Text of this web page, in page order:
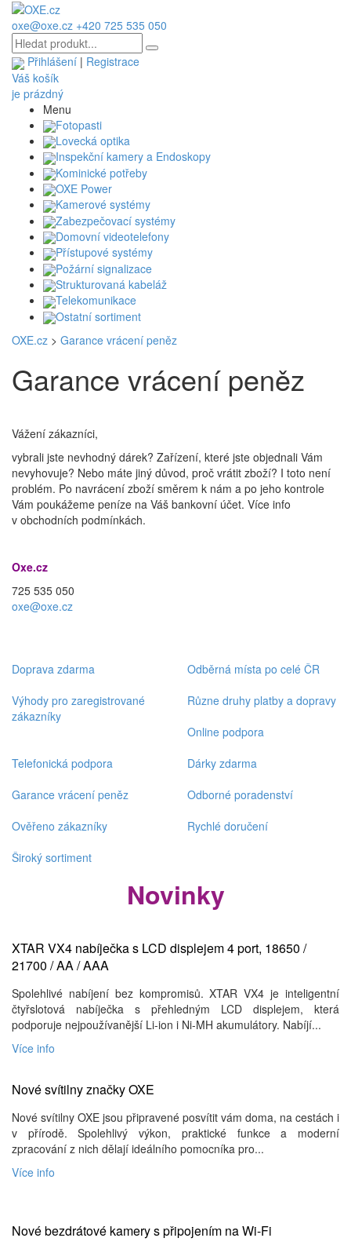
oxe@oxe.cz +420 725 535 050
Přihlášení | Registrace
Váš košík
je prázdný
Menu
Fotopasti
Lovecká optika
Inspekční kamery a Endoskopy
Kominické potřeby
OXE Power
Kamerové systémy
Zabezpečovací systémy
Domovní videotelefony
Přístupové systémy
Požární signalizace
Strukturovaná kabeláž
Telekomunikace
Ostatní sortiment
OXE.cz > Garance vrácení peněz
Garance vrácení peněz
Vážení zákazníci,
vybrali jste nevhodný dárek? Zařízení, které jste objednali Vám
nevyhovuje? Nebo máte jiný důvod, proč vrátit zboží? I toto není
problém. Po navrácení zboží směrem k nám a po jeho kontrole
Vám poukážeme peníze na Váš bankovní účet. Více info
v obchodních podmínkách.
Oxe.cz
725 535 050
oxe@oxe.cz
Doprava zdarma
Odběrná místa po celé ČR
Výhody pro zaregistrované
zákazníky
Různe druhy platby a dopravy
Online podpora
Telefonická podpora
Dárky zdarma
Garance vrácení peněz
Odborné poradenství
Ověřeno zákazníky
Rychlé doručení
Široký sortiment
Novinky
XTAR VX4 nabíječka s LCD displejem 4 port, 18650 /
21700 / AA / AAA
Spolehlivé nabíjení bez kompromisů. XTAR VX4 je inteligentní
čtyřslotová nabíječka s přehledným LCD displejem, která
podporuje nejpoužívanější Li-ion i Ni-MH akumulátory. Nabíjí...
Více info
Nové svítilny značky OXE
Nové svítilny OXE jsou připravené posvítit vám doma, na cestách i
v přírodě. Spolehlivý výkon, praktické funkce a moderní
zpracování z nich dělají ideálního pomocníka pro...
Více info
Nové bezdrátové kamery s připojením na Wi-Fi